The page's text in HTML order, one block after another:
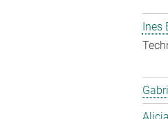
Ines